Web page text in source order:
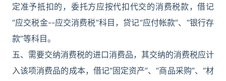
定准予抵扣的，委托方应按代扣代交的消费税款，借记
“应交税金--应交消费税”科目，贷记“应付帐款”、“银行存
款”等科目。
五、需要交纳消费税的进口消费品，其交纳的消费税应计
入该项消费品的成本，借记“固定资产”、“商品采购”、“材